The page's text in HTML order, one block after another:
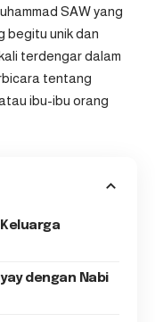
SAW yang
begitu unik dan
terdengar dalam
tentang
ibu-ibu orang
dengan Nabi